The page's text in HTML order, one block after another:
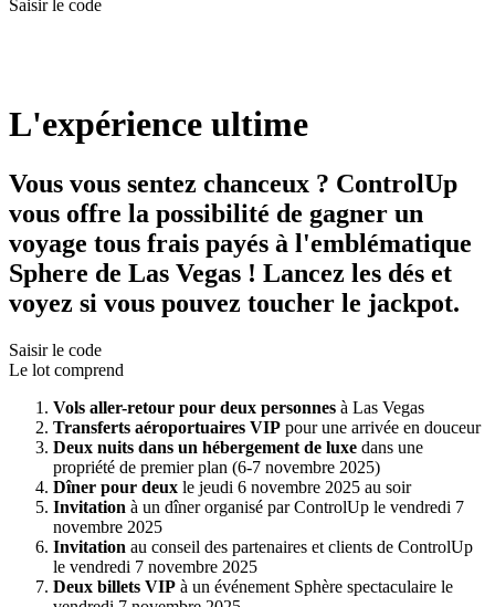
Saisir le code
L'expérience ultime
Vous vous sentez chanceux ? ControlUp
vous offre la possibilité de gagner un
voyage tous frais payés à l'emblématique
Sphere de Las Vegas ! Lancez les dés et
voyez si vous pouvez toucher le jackpot.
Saisir le code
Le lot comprend
Vols aller-retour pour deux personnes à Las Vegas
Transferts aéroportuaires VIP pour une arrivée en douceur
Deux nuits dans un hébergement de luxe dans une
propriété de premier plan (6-7 novembre 2025)
Dîner pour deux le jeudi 6 novembre 2025 au soir
Invitation à un dîner organisé par ControlUp le vendredi 7
novembre 2025
Invitation au conseil des partenaires et clients de ControlUp
le vendredi 7 novembre 2025
Deux billets VIP à un événement Sphère spectaculaire le